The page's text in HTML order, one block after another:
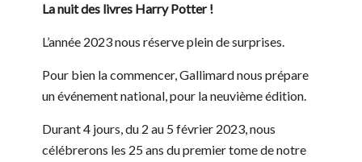
La nuit des livres Harry Potter !
L’année 2023 nous réserve plein de surprises.
Pour bien la commencer, Gallimard nous prépare
un événement national, pour la neuvième édition.
Durant 4 jours, du 2 au 5 février 2023, nous
célébrerons les 25 ans du premier tome de notre